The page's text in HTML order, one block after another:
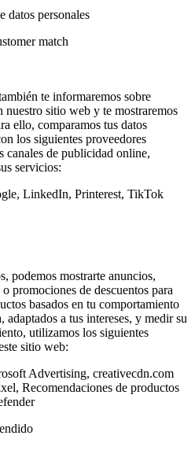
datos personales
match
te informaremos sobre
nuestro sitio web y te mostraremos
ello, comparamos tus datos
los siguientes proveedores
canales de publicidad online,
servicios:
LinkedIn, Printerest, TikTok
podemos mostrarte anuncios,
promociones de descuentos para
basados en tu comportamiento
adaptados a tus intereses, y medir su
utilizamos los siguientes
sitio web:
Advertising, creativecdn.com
Recomendaciones de productos